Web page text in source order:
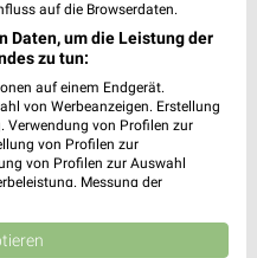
auf die Browserdaten.
Daten, um die Leistung der
zu tun:
auf einem Endgerät.
von Werbeanzeigen. Erstellung
Verwendung von Profilen zur
von Profilen zur
von Profilen zur Auswahl
Messung der
Quellen. Entwicklung und
reduzierter Daten zur Auswahl